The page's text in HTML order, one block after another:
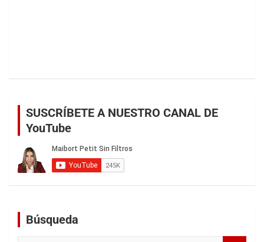
SUSCRÍBETE A NUESTRO CANAL DE
YouTube
Búsqueda